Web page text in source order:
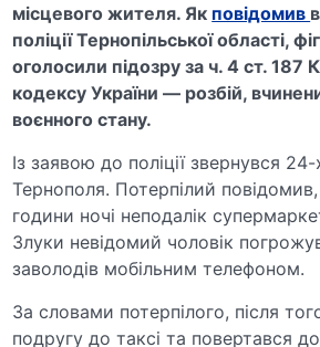
місцевого жителя. Як повідомив
поліції Тернопільської області,
оголосили підозру за ч. 4 ст. 187
кодексу України — розбій,
воєнного стану.
Із заявою до поліції звернувся
Тернополя. Потерпілий
години ночі неподалік
Злуки невідомий чоловік
заволодів мобільним телефоном.
За словами потерпілого, після
подругу до таксі та повертався